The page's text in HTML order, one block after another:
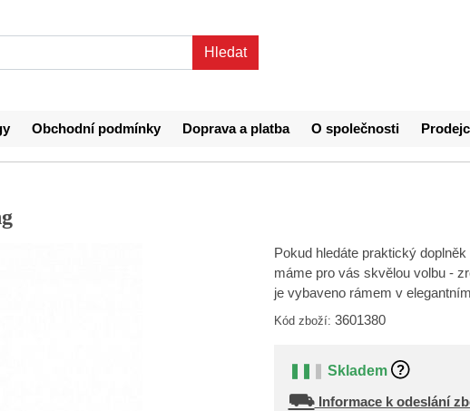
Obchodní podmínky Doprava a platba O společnosti
Pokud hledáte praktický
máme pro vás skvělou volbu -
je vybaveno rámem v
Kód zboží: 3601380
❚❚ Skladem
⛟Informace k odeslání